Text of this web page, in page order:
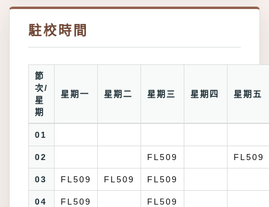
駐校時間
節
次/
星
期
星期一 星期二 星期三 星期四 星期五
01
02 FL509 FL509
03 FL509 FL509 FL509
04 FL509 FL509